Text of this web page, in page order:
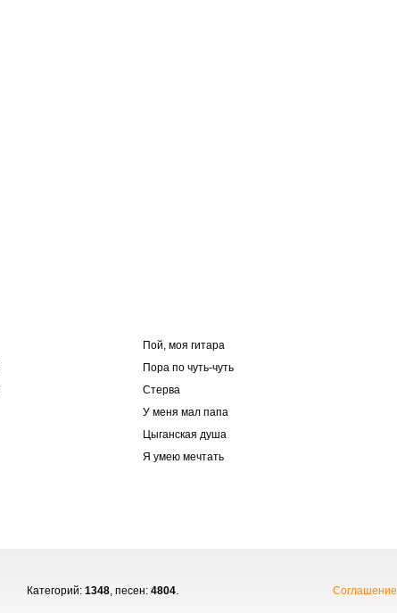
Пой, моя гитара
Пора по чуть-чуть
Стерва
У меня мал папа
Цыганская душа
Я умею мечтать
Категорий: 1348, песен: 4804. Соглашение